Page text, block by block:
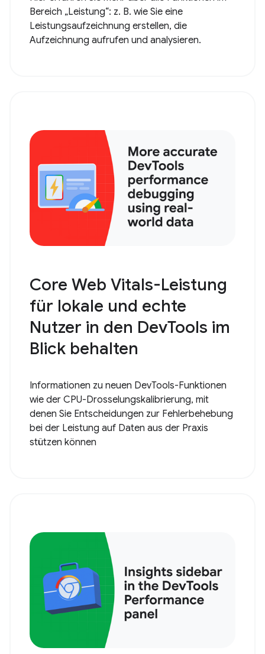
Bereich „Leistung“: z. B. wie Sie eine
Leistungsaufzeichnung erstellen, die
Aufzeichnung aufrufen und analysieren.
Core Web Vitals-Leistung
für lokale und echte
Nutzer in den DevTools im
Blick behalten
Informationen zu neuen DevTools-Funktionen
wie der CPU-Drosselungskalibrierung, mit
denen Sie Entscheidungen zur Fehlerbehebung
bei der Leistung auf Daten aus der Praxis
stützen können